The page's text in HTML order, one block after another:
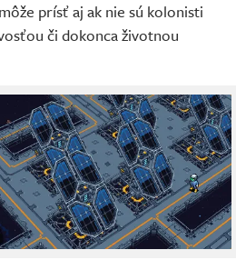
prísť aj ak nie sú kolonisti
či dokonca životnou